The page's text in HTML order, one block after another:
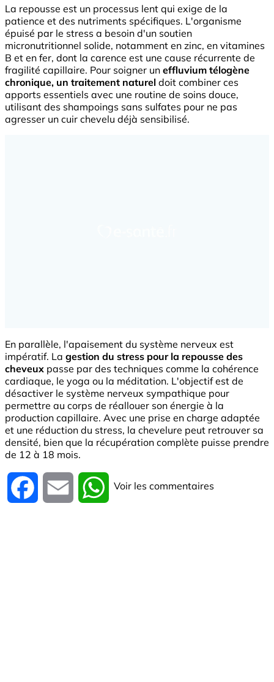
La repousse est un processus lent qui exige de la
patience et des nutriments spécifiques. L'organisme
épuisé par le stress a besoin d'un soutien
micronutritionnel solide, notamment en zinc, en vitamines
B et en fer, dont la carence est une cause récurrente de
fragilité capillaire. Pour soigner un effluvium télogène
chronique, un traitement naturel doit combiner ces
apports essentiels avec une routine de soins douce,
utilisant des shampoings sans sulfates pour ne pas
agresser un cuir chevelu déjà sensibilisé.
En parallèle, l'apaisement du système nerveux est
impératif. La gestion du stress pour la repousse des
cheveux passe par des techniques comme la cohérence
cardiaque, le yoga ou la méditation. L'objectif est de
désactiver le système nerveux sympathique pour
permettre au corps de réallouer son énergie à la
production capillaire. Avec une prise en charge adaptée
et une réduction du stress, la chevelure peut retrouver sa
densité, bien que la récupération complète puisse prendre
de 12 à 18 mois.
Facebook Email WhatsApp
Voir les commentaires